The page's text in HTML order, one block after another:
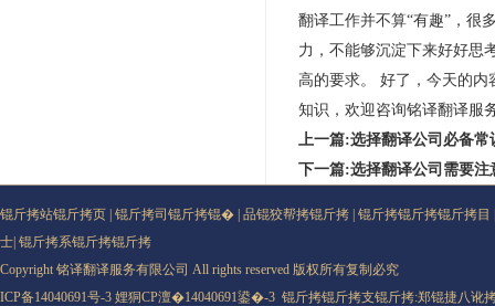
翻译工作并不算“有趣”，很
力，不能够沉淀下来好好思
高的要求。 好了，今天的
知识，欢迎咨询铭译翻译服
上一篇:选择翻译公司必备常
下一篇:选择翻译公司需要注
锟斤拷站锟斤拷页 锟斤拷司锟斤拷锟� 品锟狡帮拷锟斤拷 锟斤拷锟斤拷锟斤拷目
士 锟斤拷系锟斤拷锟斤拷
Copyright 铭译翻译服务有限公司 All rights reserved 版权所有复制必究
ICP备14040691号-3 娌狪CP澶�14040691鍙�-3 锟斤拷锟斤拷支锟斤拷:郑锟捷八讹